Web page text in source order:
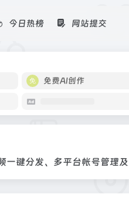
今日热榜 网站提交
免费AI创作
一键分发、多平台帐号管理